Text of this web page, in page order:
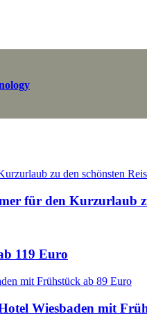
für den Kurzurlaub
119 Euro
Wiesbaden mit